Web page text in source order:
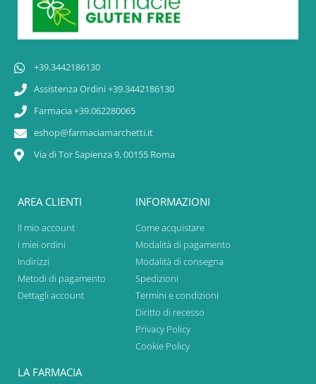
+39.3442186130
Assistenza Ordini +39.3442186130
Farmacia +39.062280065
eshop@farmaciamarchetti.it
Via di Tor Sapienza 9, 00155 Roma
AREA CLIENTI
Il mio account
I miei ordini
Indirizzi
Metodi di pagamento
Dettagli account
INFORMAZIONI
Come acquistare
Modalità di pagamento
Modalità di consegna
Spedizioni
Termini e condizioni
Diritto di recesso
Privacy Policy
Cookie Policy
LA FARMACIA